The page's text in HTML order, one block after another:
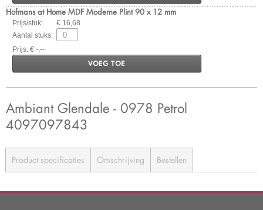
Hofmans at Home MDF Moderne Plint 90 x 12 mm
Prijs/stuk:
€ 16,68
Aantal stuks:
Prijs: € -,--
VOEG TOE
Ambiant Glendale - 0978 Petrol
4097097843
Product specificaties Omschrijving Bestellen